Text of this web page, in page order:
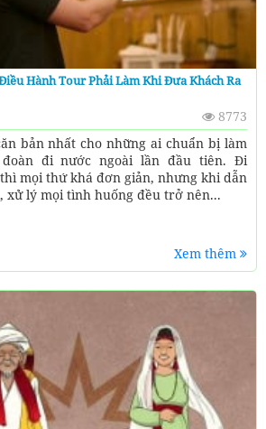
Hành Tour Phải Làm Khi Đưa Khách Ra
8773
bản nhất cho những ai chuẩn bị làm
đi nước ngoài lần đầu tiên. Đi
mọi thứ khá đơn giản, nhưng khi dẫn
xử lý mọi tình huống đều trở nên...
Xem thêm